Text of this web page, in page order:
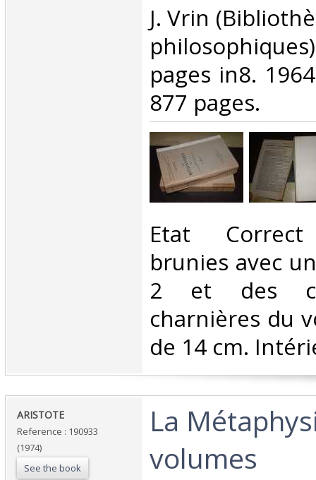
‎J. Vrin
pages in8.
877 pages.‎
‎Etat Correct
brunies avec
2 et des
charnières du
de 14 cm.
‎ARISTOTE ‎
Reference : 190933
(1974)
See the book
‎La
volumes‎